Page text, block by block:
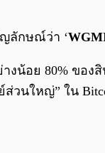
ลักษณ์ว่า ‘
งน้อย 80% ขอ
นใหญ่” ใน